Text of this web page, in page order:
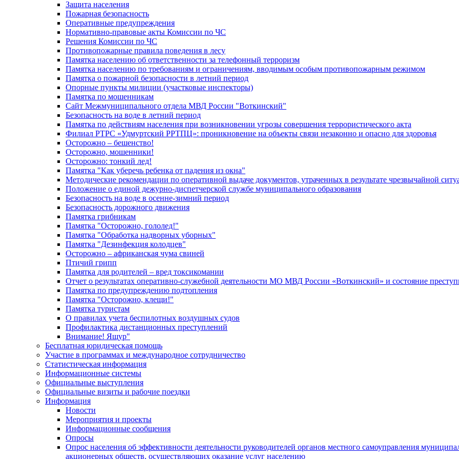
Защита населения
Пожарная безопасность
Оперативные предупреждения
Нормативно-правовые акты Комиссии по ЧС
Решения Комиссии по ЧС
Противопожарные правила поведения в лесу
Памятка населению об ответственности за телефонный терроризм
Памятка населению по требованиям и ограничениям, вводимым особым противопожарным режимом
Памятка о пожарной безопасности в летний период
Опорные пункты милиции (участковые инспекторы)
Памятка по мошенникам
Сайт Межмуниципального отдела МВД России "Воткинский"
Безопасность на воде в летний период
Памятка по действиям населения при возникновении угрозы совершения террористического акта
Филиал РТРС «Удмуртский РРТПЦ»: проникновение на объекты связи незаконно и опасно для здоровья
Осторожно – бешенство!
Осторожно, мошенники!
Осторожно: тонкий лед!
Памятка "Как уберечь ребенка от падения из окна"
Методические рекомендации по оперативной выдаче документов, утраченных в результате чрезвычайной
Положение о единой дежурно-диспетчерской службе муниципального образования
Безопасность на воде в осенне-зимний период
Безопасность дорожного движения
Памятка грибникам
Памятка "Осторожно, гололед!"
Памятка "Обработка надворных уборных"
Памятка "Дезинфекция колодцев"
Осторожно – африканская чума свиней
Птичий грипп
Памятка для родителей – вред токсикомании
Отчет о результатах оперативно-служебной деятельности МО МВД России «Воткинский» и состояние
Памятка по предупреждению подтопления
Памятка "Осторожно, клещи!"
Памятка туристам
О правилах учета беспилотных воздушных судов
Профилактика дистанционных преступлений
Внимание! Ящур"
Бесплатная юридическая помощь
Участие в программах и международное сотрудничество
Статистическая информация
Информационные системы
Официальные выступления
Официальные визиты и рабочие поездки
Информация
Новости
Мероприятия и проекты
Информационные сообщения
Опросы
Опрос населения об эффективности деятельности руководителей органов местного самоуправления
акционерных обществ, осуществляющих оказание услуг населению